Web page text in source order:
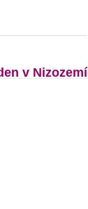
v Nizozemí